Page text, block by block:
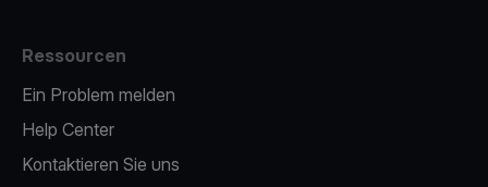
Ressourcen
Ein Problem melden
Help Center
Kontaktieren Sie uns